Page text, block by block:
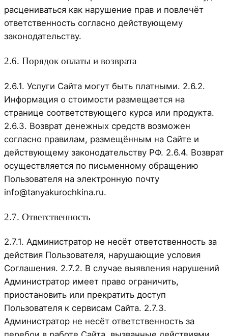
расцениваться как нарушение прав и повлечёт
ответственность согласно действующему
законодательству.
2.6. Порядок оплаты и возврата
2.6.1. Услуги Сайта могут быть платными. 2.6.2.
Информация о стоимости размещается на
странице соответствующего курса или продукта.
2.6.3. Возврат денежных средств возможен
согласно правилам, размещённым на Сайте и
действующему законодательству РФ. 2.6.4. Возврат
осуществляется по письменному обращению
Пользователя на электронную почту
info@tanyakurochkina.ru.
2.7. Ответственность
2.7.1. Администратор не несёт ответственность за
действия Пользователя, нарушающие условия
Соглашения. 2.7.2. В случае выявления нарушений
Администратор имеет право ограничить,
приостановить или прекратить доступ
Пользователя к сервисам Сайта. 2.7.3.
Администратор не несёт ответственность за